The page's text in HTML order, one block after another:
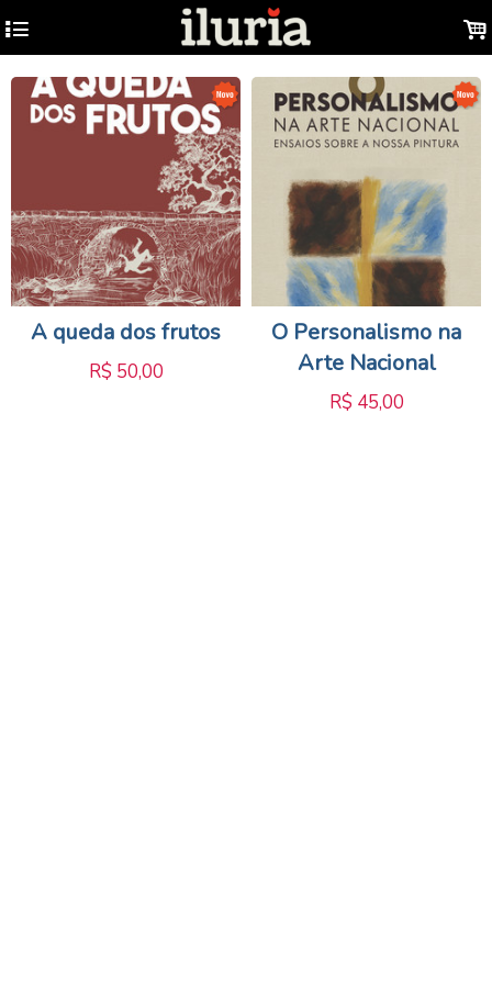
4 .
A queda dos frutos
R$ 50,00
O Personalismo na
Arte Nacional
R$ 45,00